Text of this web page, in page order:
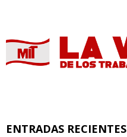
ENTRADAS RECIENTES